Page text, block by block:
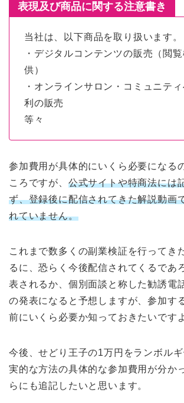
表現及び商品に関する注意書き
当社は、以下商品を取り扱います。
・デジタルコンテンツの販売（閲
供）
・オンラインサロン・コミュニテ
利の販売
等々
参加費用が具体的にいくら必要になる
ころですが、 公式サイトや特商法には
ず、登録後に配信されてきた解説動画
れていません。
これまで数多くの副業検証を行ってき
るに、恐らく今後配信されてくるであ
表されるか、個別面談と称した勧誘電
の発表になると予想しますが、参加す
前にいくら必要か知っておきたいです
今後、せどり王子の1万円をランボル
実的な方法の具体的な参加費用が分か
らにも追記したいと思います。